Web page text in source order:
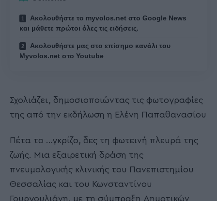
Ακολουθήστε το myvolos.net στο Google News
και μάθετε πρώτοι όλες τις ειδήσεις.
Ακολουθήστε μας στο επίσημο κανάλι του
Myvolos.net στο Youtube
Σχολιάζει, δημοσιοποιώντας τις φωτογραφίες
της από την εκδήλωση η Ελένη Παπαθανασίου
Πέτα το …γκρίζο, δες τη φωτεινή πλευρά της
ζωής. Μια εξαιρετική δράση της
πνευμολογικής κλινικής του Πανεπιστημίου
Θεσσαλίας και του Κωνσταντίνου
Γουργουλιάνη, με τη σύμπραξη Δημοτικών